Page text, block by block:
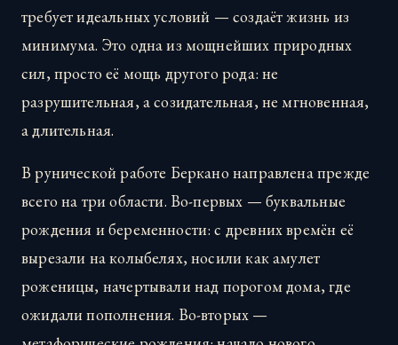
требует идеальных условий — создаёт жизнь из
минимума. Это одна из мощнейших природных
сил, просто её мощь другого рода: не
разрушительная, а созидательная, не мгновенная,
а длительная.
В рунической работе Беркано направлена прежде
всего на три области. Во-первых — буквальные
рождения и беременности: с древних времён её
вырезали на колыбелях, носили как амулет
роженицы, начертывали над порогом дома, где
ожидали пополнения. Во-вторых —